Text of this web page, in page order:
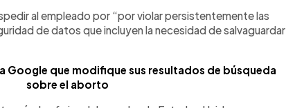
al empleado por “por violar persistentemente las
de datos que incluyen la necesidad de salvaguardar
Google que modifique sus resultados de búsqueda
sobre el aborto